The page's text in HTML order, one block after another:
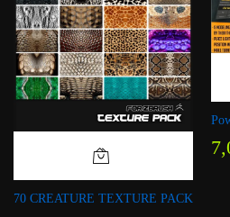
70 CREATURE TEXTURE PACK